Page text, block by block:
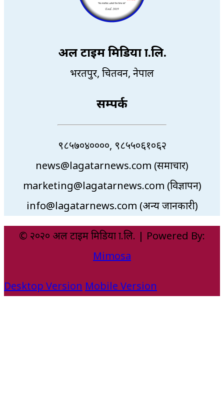
अल टाइम मिडिया प्रा.लि.
भरतपुर, चितवन, नेपाल
सम्पर्क
९८५७०४००००, ९८५५०६१०६२
news@lagatarnews.com (समाचार)
marketing@lagatarnews.com (विज्ञापन)
info@lagatarnews.com (अन्य जानकारी)
© २०२० अल टाइम मिडिया प्रा.लि. | Powered By:
Mimosa
Desktop Version Mobile Version